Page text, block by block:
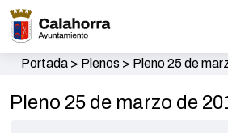
Portada> Plenos > Pleno 25 de
Pleno 25 de marzo de